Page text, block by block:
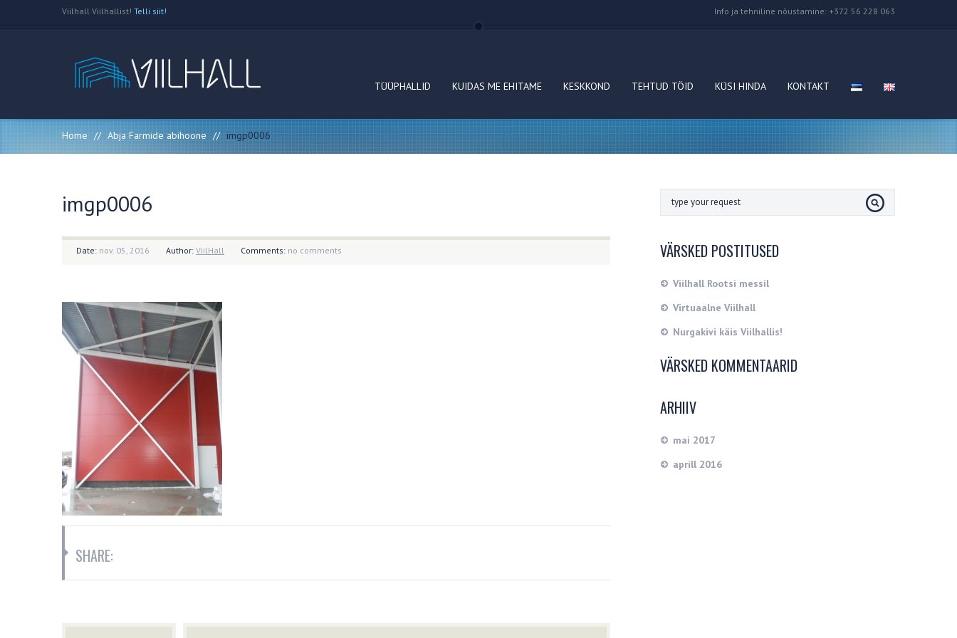
Viilhall Viilhallist! Telli siit! Info ja tehniline nõustamine: +372 56 228 063
TÜÜPHALLID KUIDAS ME EHITAME KESKKOND TEHTUD TÖID KÜSI HINDA KONTAKT
Home // Abja Farmide abihoone // imgp0006
imgp0006
Date: nov. 05, 2016 Author: ViilHall Comments: no comments
SHARE:
VÄRSKED POSTITUSED
Viilhall Rootsi messil
Virtuaalne Viilhall
Nurgakivi käis Viilhallis!
VÄRSKED KOMMENTAARID
ARHIIV
mai 2017
aprill 2016